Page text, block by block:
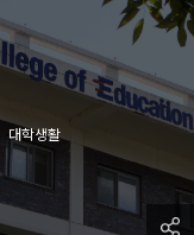
대학생활